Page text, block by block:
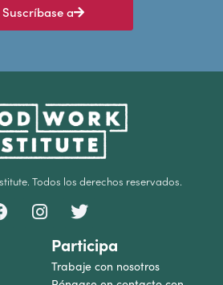
Suscríbase a
Todos los derechos reservados.
Participa
Trabaje con nosotros